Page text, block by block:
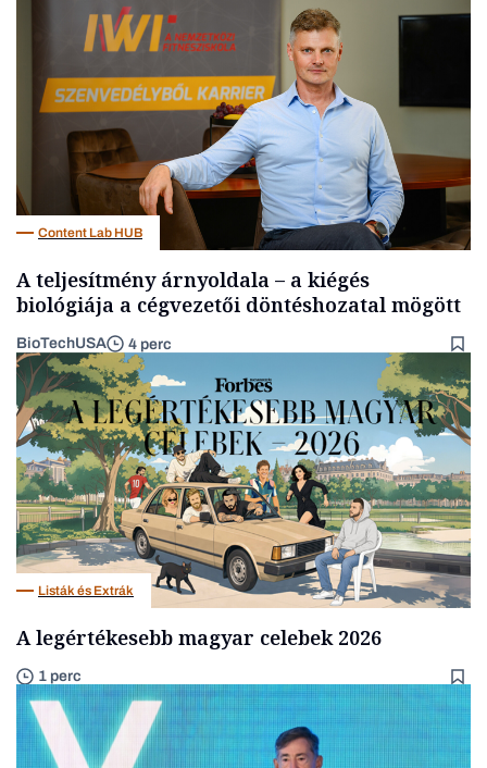
Content Lab HUB
A teljesítmény árnyoldala – a kiégés
biológiája a cégvezetői döntéshozatal mögött
BioTechUSA 4 perc
Listák és Extrák
A legértékesebb magyar celebek 2026
1 perc